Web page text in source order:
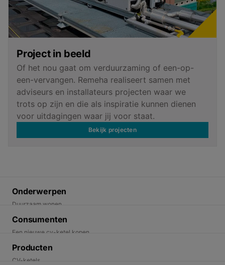
Project in beeld
Of het nou gaat om verduurzaming of een-op-
een-vervangen. Remeha realiseert samen met
adviseurs en installateurs projecten waar we
trots op zijn en die als inspiratie kunnen dienen
voor uitdagingen waar jij voor staat.
Bekijk projecten
Onderwerpen
Duurzaam wonen
Energietransitie
Duurzame oplossingen
Consumenten
Een nieuwe cv-ketel kopen
Een warmtepomp kopen. Wat moet je weten.
Ik wil duurzaam wonen
Producten
CV-ketels